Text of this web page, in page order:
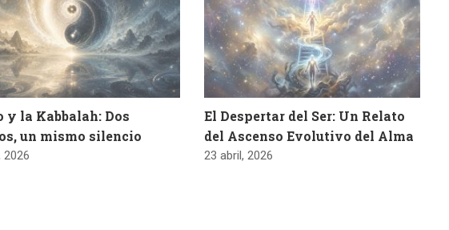
y la Kabbalah: Dos
un mismo silencio
2026
El Despertar del Ser: Un Relato
del Ascenso Evolutivo del Alma
23 abril, 2026